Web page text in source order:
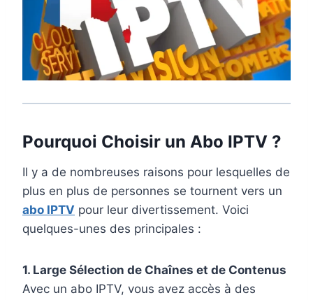
Pourquoi Choisir un Abo IPTV ?
Il y a de nombreuses raisons pour lesquelles de
plus en plus de personnes se tournent vers un
abo IPTV pour leur divertissement. Voici
quelques-unes des principales :
1. Large Sélection de Chaînes et de Contenus
Avec un abo IPTV, vous avez accès à des